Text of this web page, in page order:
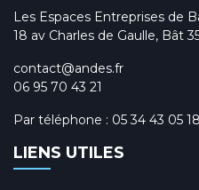
Les Espaces Entreprises de
18 av Charles de Gaulle, Bât
contact@andes.fr
06 95 70 43 21
Par téléphone : 05 34 43 05 18
LIENS UTILES